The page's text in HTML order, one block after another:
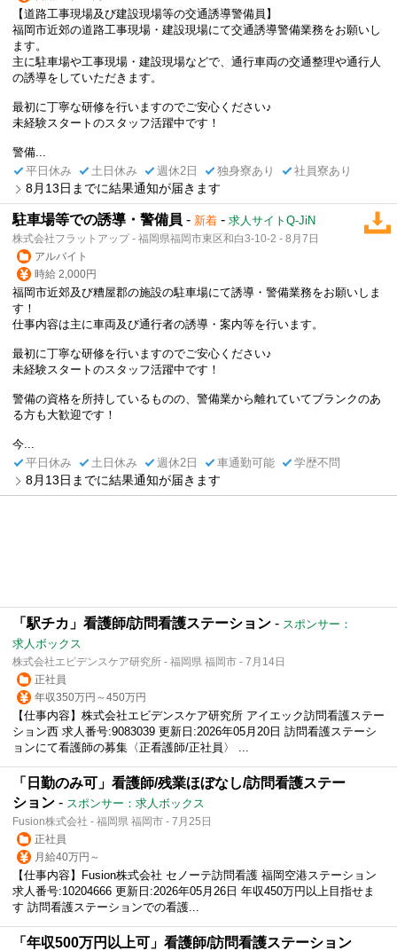
【道路工事現場及び建設現場等の交通誘導警備員】
福岡市近郊の道路工事現場・建設現場にて交通誘導警備業務をお願いし
ます。
主に駐車場や工事現場・建設現場などで、通行車両の交通整理や通行人
の誘導をしていただきます。
最初に丁寧な研修を行いますのでご安心ください♪
未経験スタートのスタッフ活躍中です！
警備...
平日休み
土日休み 週休2日 独身寮あり 社員寮あり
8月13日までに結果通知が届きます
駐車場等での誘導・警備員 - 新着 - 求人サイトQ-JiN
株式会社フラットアップ - 福岡県福岡市東区和白3-10-2 - 8月7日
アルバイト
時給 2,000円
福岡市近郊及び糟屋郡の施設の駐車場にて誘導・警備業務をお願いしま
す！
仕事内容は主に車両及び通行者の誘導・案内等を行います。
最初に丁寧な研修を行いますのでご安心ください♪
未経験スタートのスタッフ活躍中です！
警備の資格を所持しているものの、警備業から離れていてブランクのあ
る方も大歓迎です！
今...
平日休み
土日休み 週休2日 車通勤可能 学歴不問
8月13日までに結果通知が届きます
「駅チカ」看護師/訪問看護ステーション - スポンサー：
求人ボックス
株式会社エビデンスケア研究所 - 福岡県 福岡市 - 7月14日
正社員
年収350万円～450万円
【仕事内容】株式会社エビデンスケア研究所 アイエック訪問看護ステー
ション西 求人番号:9083039 更新日:2026年05月20日 訪問看護ステーシ
ョンにて看護師の募集〈正看護師/正社員〉 ...
「日勤のみ可」看護師/残業ほぼなし/訪問看護ステー
ション - スポンサー：求人ボックス
Fusion株式会社 - 福岡県 福岡市 - 7月25日
正社員
月給40万円～
【仕事内容】Fusion株式会社 セノーテ訪問看護 福岡空港ステーション
求人番号:10204666 更新日:2026年05月26日 年収450万円以上目指せま
す 訪問看護ステーションでの看護...
「年収500万円以上可」看護師/訪問看護ステーション